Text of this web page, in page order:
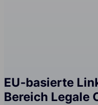
EU-basierte
Bereich Legale